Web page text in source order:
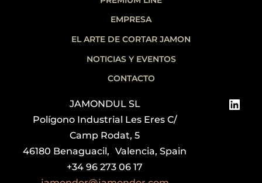
EMPRESA
EL ARTE DE CORTAR JAMON
NOTICIAS Y EVENTOS
CONTACTO
JAMONDUL SL
Polígono Industrial Les Eres C/
Camp Rodat, 5
46180 Benaguacil, Valencia, Spain
+34 96 273 06 17